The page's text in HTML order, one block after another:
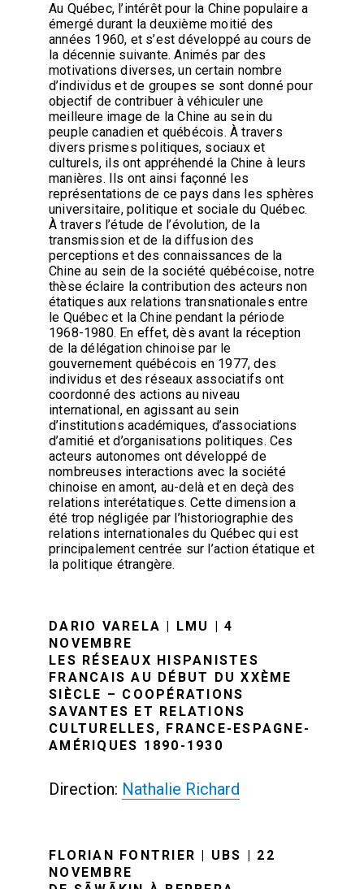
Au Québec, l’intérêt pour la Chine populaire a
émergé durant la deuxième moitié des
années 1960, et s’est développé au cours de
la décennie suivante. Animés par des
motivations diverses, un certain nombre
d’individus et de groupes se sont donné pour
objectif de contribuer à véhiculer une
meilleure image de la Chine au sein du
peuple canadien et québécois. À travers
divers prismes politiques, sociaux et
culturels, ils ont appréhendé la Chine à leurs
manières. Ils ont ainsi façonné les
représentations de ce pays dans les sphères
universitaire, politique et sociale du Québec.
À travers l’étude de l’évolution, de la
transmission et de la diffusion des
perceptions et des connaissances de la
Chine au sein de la société québécoise, notre
thèse éclaire la contribution des acteurs non
étatiques aux relations transnationales entre
le Québec et la Chine pendant la période
1968-1980. En effet, dès avant la réception
de la délégation chinoise par le
gouvernement québécois en 1977, des
individus et des réseaux associatifs ont
coordonné des actions au niveau
international, en agissant au sein
d’institutions académiques, d’associations
d’amitié et d’organisations politiques. Ces
acteurs autonomes ont développé de
nombreuses interactions avec la société
chinoise en amont, au-delà et en deçà des
relations interétatiques. Cette dimension a
été trop négligée par l’historiographie des
relations internationales du Québec qui est
principalement centrée sur l’action étatique et
la politique étrangère.
DARIO VARELA | LMU | 4
NOVEMBRE
LES RÉSEAUX HISPANISTES
FRANCAIS AU DÉBUT DU XXÈME
SIÈCLE – COOPÉRATIONS
SAVANTES ET RELATIONS
CULTURELLES, FRANCE-ESPAGNE-
AMÉRIQUES 1890-1930
Direction: Nathalie Richard
FLORIAN FONTRIER | UBS | 22
NOVEMBRE